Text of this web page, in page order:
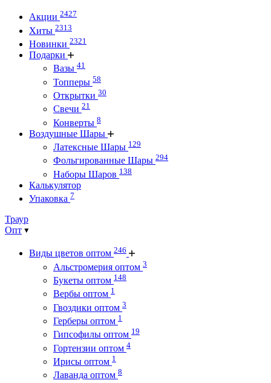
Акции 2427
Хиты 2313
Новинки 2321
Подарки
Вазы 41
Топперы 58
Открытки 30
Свечи 21
Конверты 8
Воздушные Шары
Латексные Шары 129
Фольгированные Шары 294
Наборы Шаров 138
Калькулятор
Упаковка 7
Траур
Опт
Виды цветов оптом 246
Альстромерия оптом 3
Букеты оптом 148
Вербы оптом 1
Гвоздики оптом 3
Герберы оптом 1
Гипсофилы оптом 19
Гортензии оптом 4
Ирисы оптом 1
Лаванда оптом 8